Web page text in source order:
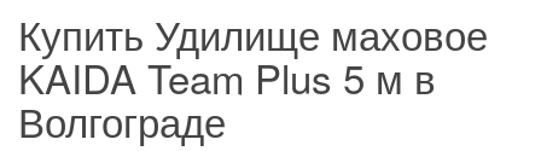
Купить Удилище маховое
KAIDA Team Plus 5 м в
Волгограде